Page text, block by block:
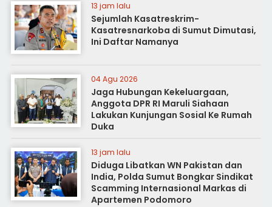
13 jam lalu
Sejumlah Kasatreskrim-
Kasatresnarkoba di Sumut Dimutasi,
Ini Daftar Namanya
04 Agu 2026
Jaga Hubungan Kekeluargaan,
Anggota DPR RI Maruli Siahaan
Lakukan Kunjungan Sosial Ke Rumah
Duka
13 jam lalu
Diduga Libatkan WN Pakistan dan
India, Polda Sumut Bongkar Sindikat
Scamming Internasional Markas di
Apartemen Podomoro